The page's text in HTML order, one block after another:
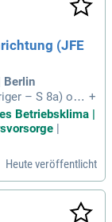
(JFE
Berlin
– S 8a) ode
Förderlehre
d) mit mindes
(Hinweis: In di
+
Betriebsklima |
|
Heute veröffentlicht